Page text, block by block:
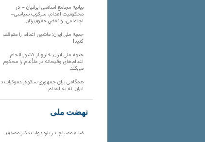
بیانیه مجامع اسلامی ایرانیان – در
محکومیت اعدام، سرکوب سیاسی–
اجتماعی، و نقض حقوق زنان
جبهه ملی ایران: ماشین اعدام را متوقف
کنید!
جبهه ملی ایران-خارج از کشور انجام
اعدام‌های وقیحانه در ملأِعام را محکوم
می‌کند
همگامی برای جمهوری سکولار دموکرات
ایران: نه به اعدام
نهضت ملی
ضیاء مصباح: در باره دولت دکتر مصدق